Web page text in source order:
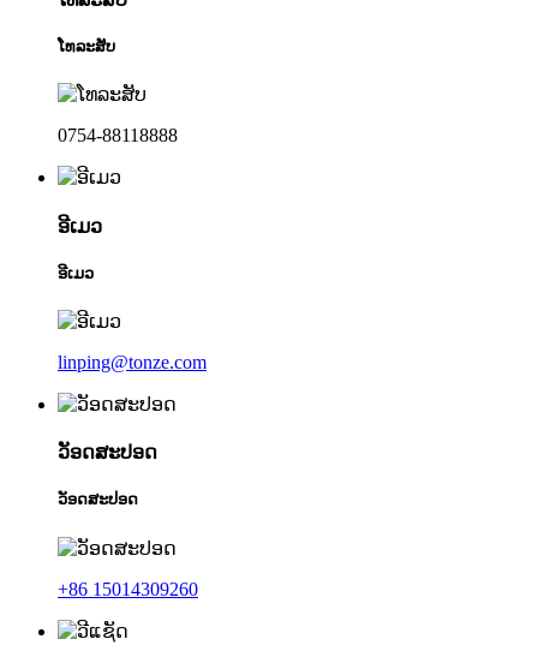
ໂທລະສັບ
0754-88118888
ອີເມວ
ອີເມວ
linping@tonze.com
ວັອດສະປອດ
ວັອດສະປອດ
+86 15014309260